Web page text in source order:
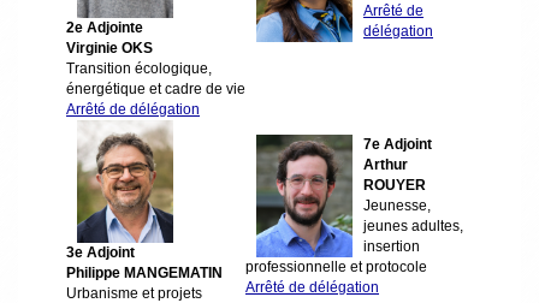
2e Adjointe
Virginie OKS
Transition écologique,
énergétique et cadre de vie
Arrêté de délégation
Arrêté de
délégation
3e Adjoint
Philippe MANGEMATIN
Urbanisme et projets
7e Adjoint
Arthur
ROUYER
Jeunesse,
jeunes adultes,
insertion
professionnelle et protocole
Arrêté de délégation